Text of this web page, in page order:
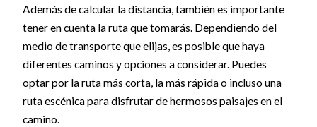
Además de calcular la distancia, también es importante
tener en cuenta la ruta que tomarás. Dependiendo del
medio de transporte que elijas, es posible que haya
diferentes caminos y opciones a considerar. Puedes
optar por la ruta más corta, la más rápida o incluso una
ruta escénica para disfrutar de hermosos paisajes en el
camino.